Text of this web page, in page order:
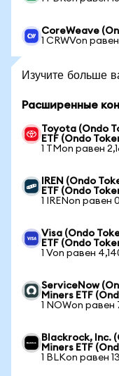
CoreWeave
1 CRWVon
Изучите больше
Расширенные
Toyota (Ondo
ETF (Ondo
1 TMon равен
IREN (Ondo
ETF (Ondo
1 IRENon равен
Visa (Ondo
ETF (Ondo
1 Von равен
ServiceNow
Miners ETF
1 NOWon равен
Blackrock, Inc.
Miners ETF
1 BLKon равен